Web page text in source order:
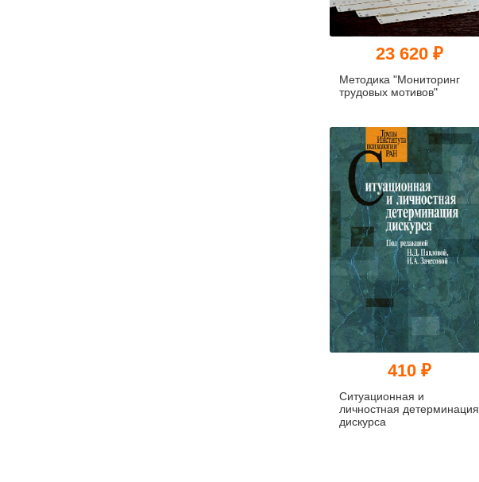
23 620 ₽
Методика "Мониторинг
трудовых мотивов"
410 ₽
Ситуационная и
личностная детерминация
дискурса